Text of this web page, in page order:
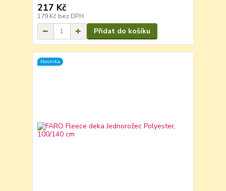
217 Kč
179 Kč bez DPH
Přidat do košíku
Novinka